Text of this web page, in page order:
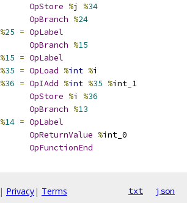
OpStore %j %34
OpBranch %24
%25 = OpLabel
OpBranch %15
%15 = OpLabel
%35 = OpLoad %int %i
%36 = OpIAdd %int %35 %int_1
OpStore %i %36
OpBranch %13
%14 = OpLabel
OpReturnValue %int_0
OpFunctionEnd
| Privacy| Terms txt json